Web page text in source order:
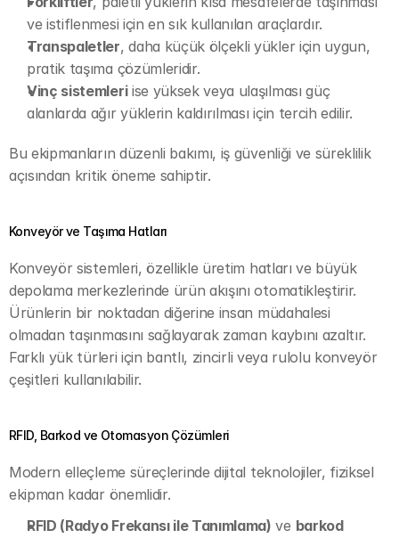
ve istiflenmesi için en sık kullanılan araçlardır.
Transpaletler, daha küçük ölçekli yükler için uygun,
pratik taşıma çözümleridir.
Vinç sistemleri ise yüksek veya ulaşılması güç
alanlarda ağır yüklerin kaldırılması için tercih edilir.
Bu ekipmanların düzenli bakımı, iş güvenliği ve süreklilik
açısından kritik öneme sahiptir.
Konveyör ve Taşıma Hatları
Konveyör sistemleri, özellikle üretim hatları ve büyük
depolama merkezlerinde ürün akışını otomatikleştirir.
Ürünlerin bir noktadan diğerine insan müdahalesi
olmadan taşınmasını sağlayarak zaman kaybını azaltır.
Farklı yük türleri için bantlı, zincirli veya rulolu konveyör
çeşitleri kullanılabilir.
RFID, Barkod ve Otomasyon Çözümleri
Modern elleçleme süreçlerinde dijital teknolojiler, fiziksel
ekipman kadar önemlidir.
RFID (Radyo Frekansı ile Tanımlama) ve barkod